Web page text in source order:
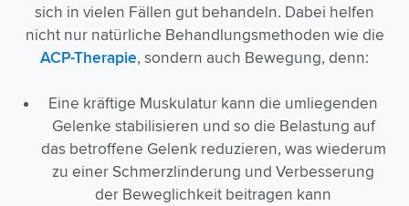
sich in vielen Fällen gut behandeln. Dabei helfen
nicht nur natürliche Behandlungsmethoden wie die
ACP-Therapie, sondern auch Bewegung, denn:
Eine kräftige Muskulatur kann die umliegenden
Gelenke stabilisieren und so die Belastung auf
das betroffene Gelenk reduzieren, was wiederum
zu einer Schmerzlinderung und Verbesserung
der Beweglichkeit beitragen kann